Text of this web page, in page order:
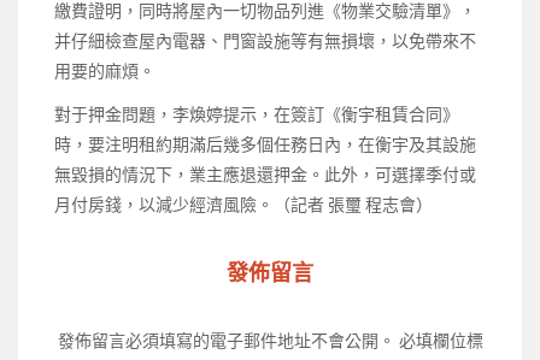
繳費證明，同時將屋內一切物品列進《物業交驗清單》，
并仔細檢查屋內電器、門窗設施等有無損壞，以免帶來不
用要的麻煩。
對于押金問題，李煥婷提示，在簽訂《衡宇租賃合同》
時，要注明租約期滿后幾多個任務日內，在衡宇及其設施
無毀損的情況下，業主應退還押金。此外，可選擇季付或
月付房錢，以減少經濟風險‌。（記者 張璽 程志會）
發佈留言
發佈留言必須填寫的電子郵件地址不會公開。 必填欄位標